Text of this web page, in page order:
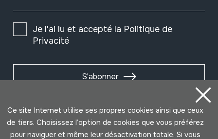
Je l'ai lu et accepté la Politique de
Privacité
S'abonner
Ce site Internet utilise ses propres cookies ainsi que ceux
de tiers. Choisissez l’option de cookies que vous préférez
pour naviguer et même leur désactivation totale. Si vous